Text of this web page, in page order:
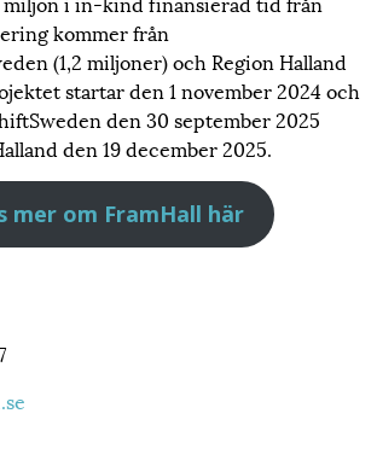
kommer från
(1,2 miljoner) och Region Halland
startar den 1 november 2024 och
den 30 september 2025
den 19 december 2025.
mer om FramHall här